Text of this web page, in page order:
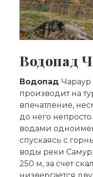
Водопад
Водопад Чараур
производит на
впечатление,
до него
водами
спускаясь с
воды реки
250 м, за счет